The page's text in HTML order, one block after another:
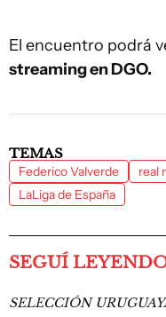
El encuentro podrá
streaming en DGO.
TEMAS
Federico Valverde real
LaLiga de España
SEGUÍ
SELECCIÓN